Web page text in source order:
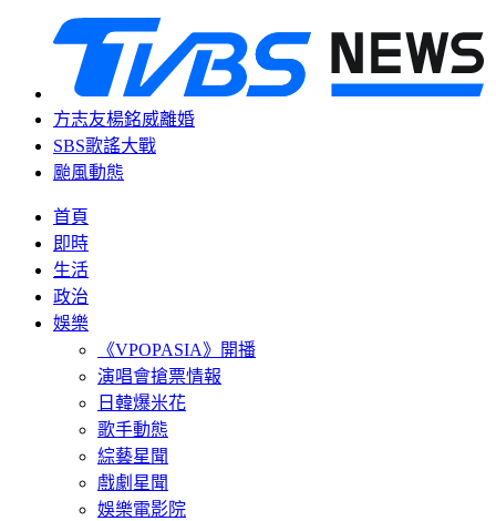
方志友楊銘威離婚
SBS歌謠大戰
颱風動態
首頁
即時
生活
政治
娛樂
《VPOPASIA》開播
演唱會搶票情報
日韓爆米花
歌手動態
綜藝星聞
戲劇星聞
娛樂電影院